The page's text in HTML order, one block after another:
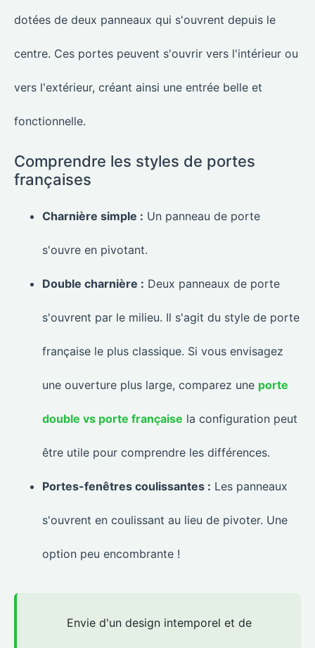
dotées de deux panneaux qui s'ouvrent depuis le
centre. Ces portes peuvent s'ouvrir vers l'intérieur ou
vers l'extérieur, créant ainsi une entrée belle et
fonctionnelle.
Comprendre les styles de portes
françaises
Charnière simple : Un panneau de porte
s'ouvre en pivotant.
Double charnière : Deux panneaux de porte
s'ouvrent par le milieu. Il s'agit du style de porte
française le plus classique. Si vous envisagez
une ouverture plus large, comparez une porte
double vs porte française la configuration peut
être utile pour comprendre les différences.
Portes-fenêtres coulissantes : Les panneaux
s'ouvrent en coulissant au lieu de pivoter. Une
option peu encombrante !
Envie d'un design intemporel et de